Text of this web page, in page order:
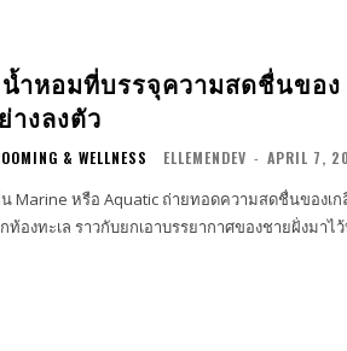
ำหอมที่บรรจุความสดชื่นของ
างลงตัว
& WELLNESS ELLEMENDEV - APRIL 7,
Marine หรือ Aquatic ถ่ายทอดความสดชื่นของเ
ท้องทะเล ราวกับยกเอาบรรยากาศของชายฝั่งมาไ